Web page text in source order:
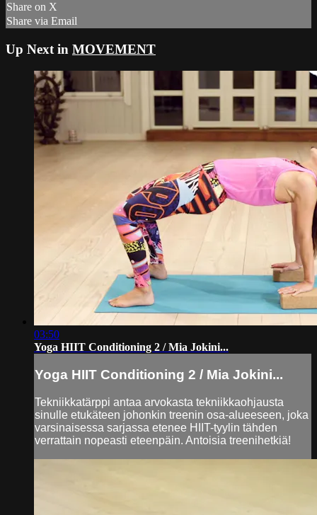
Share on X
Share via Email
Up Next in MOVEMENT
03:50
Yoga HIIT Conditioning 2 / Mia Jokini...
Yoga HIIT Conditioning 2 / Mia Jokini...
Tekniikkatärppi antaa arvokasta tekniikkaohjausta
sinulle etukäteen johonkin treenin osa-alueeseen, joka
varsinaisessa sarjassa etenee HIIT-tyylin tähden
verrattain nopeasti eteenpäin. Antoisia treenihetkiä!